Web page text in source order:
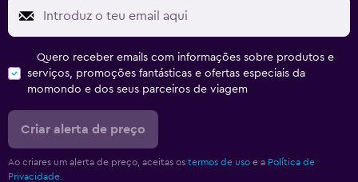
Quero receber emails com informações sobre produtos e
serviços, promoções fantásticas e ofertas especiais da
momondo e dos seus parceiros de viagem
Criar alerta de preço
Ao criares um alerta de preço, aceitas os termos de uso e a Política de
Privacidade.